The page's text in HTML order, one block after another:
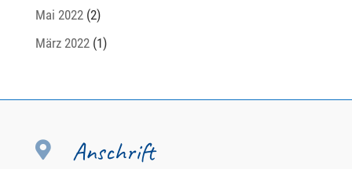
Mai 2022(2)
März 2022(1)
 Anschrift